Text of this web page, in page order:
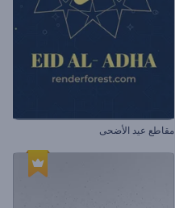
مقاطع عيد الأضحى